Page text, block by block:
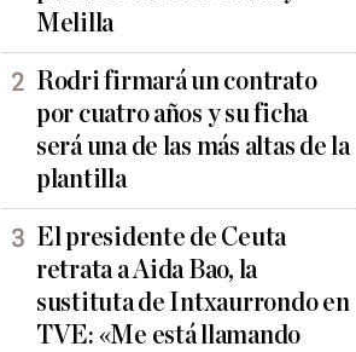
Melilla
Rodri firmará un contrato
por cuatro años y su ficha
será una de las más altas de la
plantilla
El presidente de Ceuta
retrata a Aida Bao, la
sustituta de Intxaurrondo en
TVE: «Me está llamando